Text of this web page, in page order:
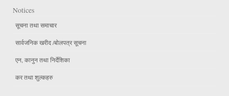
Notices
सूचना तथा समाचार
सार्वजनिक खरीद /बोलपत्र सूचना
एन, कानुन तथा निर्देशिका
कर तथा शुल्कहरु